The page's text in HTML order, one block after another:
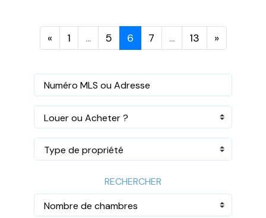
« 1 ... 5 6 7 ... 13 »
Louer ou Acheter ?
Type de propriété
RECHERCHER
Nombre de chambres